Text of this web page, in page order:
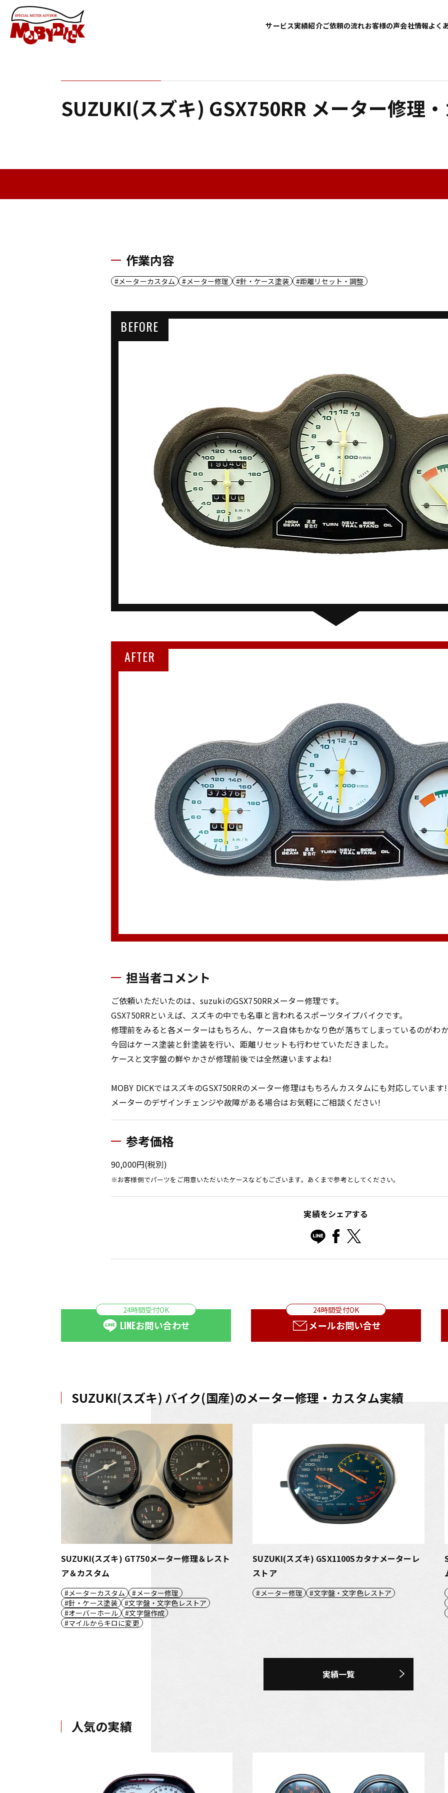
サービス実績紹介ご依頼の流れお客様の声会社情報よく
SUZUKI(スズキ) GSX750RR メーター修理
作業内容
メーターカスタム メーター修理 針・ケース塗装 距離リセット・調整
担当者コメント
ご依頼いただいたのは、suzukiのGSX750RRメーター修理です。
GSX750RRといえば、スズキの中でも名車と言われるスポーツタイプバイクです。
修理前をみると各メーターはもちろん、ケース自体もかなり色が落ちてしまっているのがわ
今回はケース塗装と針塗装を行い、距離リセットも行わせていただきました。
ケースと文字盤の鮮やかさが修理前後では全然違いますよね!
MOBY DICKではスズキのGSX750RRのメーター修理はもちろんカスタムにも対応しています!
メーターのデザインチェンジや故障がある場合はお気軽にご相談ください!
参考価格
90,000円(税別)
※お客様側でパーツをご用意いただいたケースなどもございます。あくまで参考としてください。
実績をシェアする
24時間受付OK
LINEお問い合わせ
24時間受付OK
メールお問い合せ
SUZUKI(スズキ) バイク(国産)のメーター修理・カスタム実績
SUZUKI(スズキ) GT750メーター修理＆レスト
ア＆カスタム
メーターカスタム
メーター修理
針・ケース塗装
文字盤・文字色レストア
オーバーホール
文字盤作成
マイルからキロに変更
SUZUKI(スズキ) GSX1100Sカタナメーターレ
ストア
メーター修理 文字盤・文字色レストア
実績一覧
人気の実績